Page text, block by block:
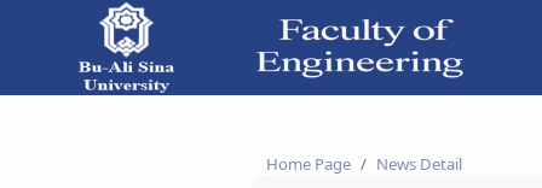
- دانشکده فنی و مهندسی Home Page News Detail